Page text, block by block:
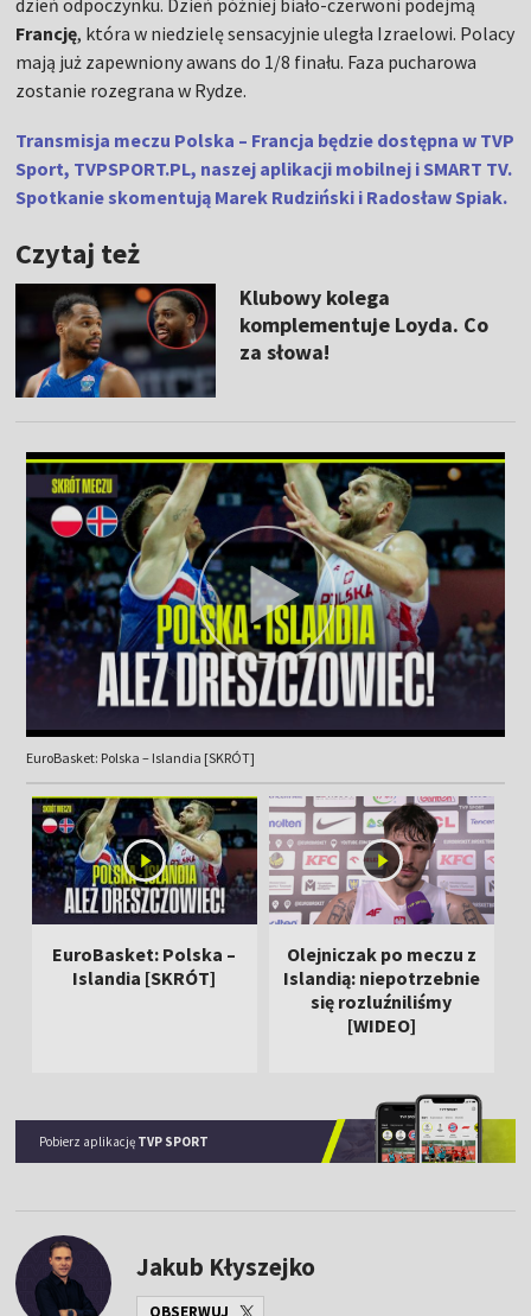
dzień odpoczynku. Dzień później biało-czerwoni podejmą
Francję, która w niedzielę sensacyjnie uległa Izraelowi. Polacy
mają już zapewniony awans do 1/8 finału. Faza pucharowa
zostanie rozegrana w Rydze.
Transmisja meczu Polska – Francja będzie dostępna w TVP
Sport, TVPSPORT.PL, naszej aplikacji mobilnej i SMART TV.
Spotkanie skomentują Marek Rudziński i Radosław Spiak.
Czytaj też
Klubowy kolega
komplementuje Loyda. Co
za słowa!
EuroBasket: Polska – Islandia [SKRÓT]
EuroBasket: Polska –
Islandia [SKRÓT]
Olejniczak po meczu z
Islandią: niepotrzebnie
się rozluźniliśmy
[WIDEO]
Pobierz aplikację TVP SPORT
Jakub Kłyszejko
OBSERWUJ